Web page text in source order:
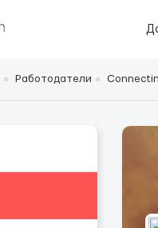
Работодатели